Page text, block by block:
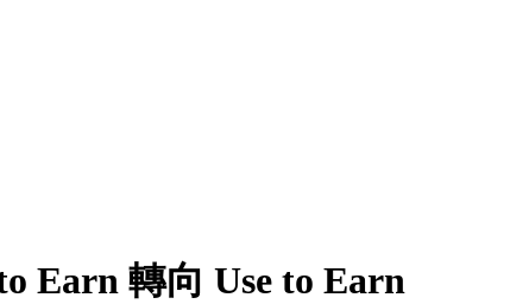
Earn 轉向 Use to Earn